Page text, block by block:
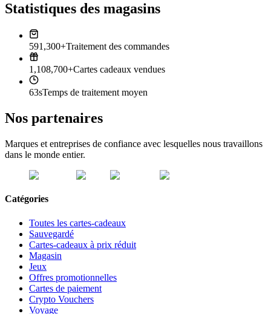
Statistiques des magasins
591,300+Traitement des commandes
1,108,700+Cartes cadeaux vendues
63sTemps de traitement moyen
Nos partenaires
Marques et entreprises de confiance avec lesquelles nous travaillons
dans le monde entier.
Catégories
Toutes les cartes-cadeaux
Sauvegardé
Cartes-cadeaux à prix réduit
Magasin
Jeux
Offres promotionnelles
Cartes de paiement
Crypto Vouchers
Voyage